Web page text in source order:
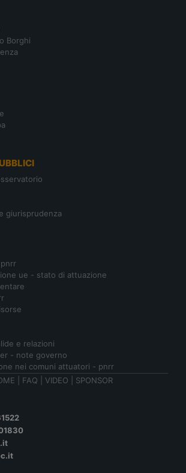
Borghi
giurisprudenza
ue - stato di attuazione
e relazioni
- note governo
nei comuni attuatori - pnrr
FAQ VIDEO SPONSOR